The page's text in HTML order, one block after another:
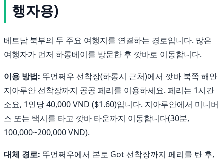
행자용)
베트남 북부의 두 주요 여행지를 연결하는 경로입니다. 많은
여행자가 먼저 하롱베이를 방문한 후 깟바로 이동합니다.
이용 방법: 뚜언쩌우 선착장(하롱시 근처)에서 깟바 북쪽 해안
지아루안 선착장까지 공공 페리를 이용하세요. 페리는 1시간
소요, 1인당 40,000 VND ($1.60)입니다. 지아루안에서 미니버
스 또는 택시를 타고 깟바 타운까지 이동합니다(30분,
100,000~200,000 VND).
대체 경로: 뚜언쩌우에서 본토 Got 선착장까지 페리를 탄 후,